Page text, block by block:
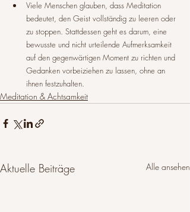
Viele Menschen glauben, dass Meditation
bedeutet, den Geist vollständig zu leeren oder
zu stoppen. Stattdessen geht es darum, eine
bewusste und nicht urteilende Aufmerksamkeit
auf den gegenwärtigen Moment zu richten und
Gedanken vorbeiziehen zu lassen, ohne an
ihnen festzuhalten.
Meditation & Achtsamkeit
Aktuelle Beiträge Alle ansehen